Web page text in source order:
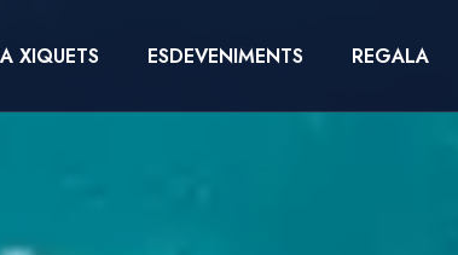
XIQUETS ESDEVENIMENTS REGALA